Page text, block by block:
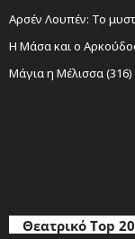
Αρσέν Λουπέν: Το
Η Μάσα και ο
Μάγια η Μέλισσα (316)
Θεατρικό Top 20